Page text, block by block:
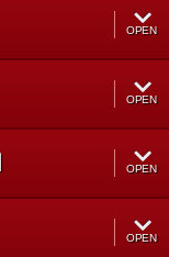
OPEN
CLOSE
OPEN
CLOSE
OPEN
CLOSE
OPEN